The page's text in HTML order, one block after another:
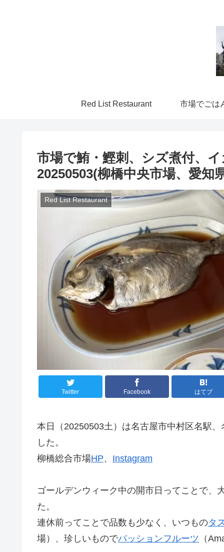
Red List Restaurant 市場でごは
市場で鮪・鰹刺、シズ煮付、
20250503(柳橋中央市場、愛知
Red List Restaurant
Twitter Facebook はてブ
本日（20250503土）は名古屋市中村区名駅
した。
柳橋総合市場HP、 Instagram
ゴールデンウィーク中の開市日ってことで、
た。
連休前ってことで品数も少なく、いつものタ
場）、珍しいものでパッションフルーツ （